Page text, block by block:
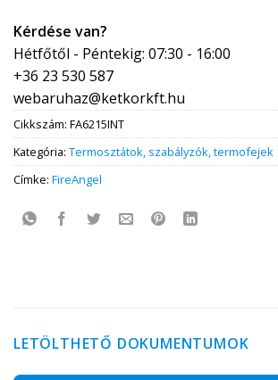
Kérdése van?
Hétfőtől - Péntekig: 07:30 - 16:00
+36 23 530 587
webaruhaz@ketkorkft.hu
Cikkszám: FA6215INT
Kategória: Termosztátok, szabályzók, termofejek
Címke: FireAngel
LETÖLTHETŐ DOKUMENTUMOK